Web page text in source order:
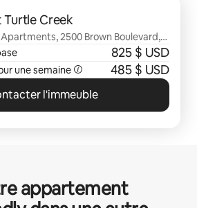
Turtle Creek
2500 Brown Boulevard,
825 $ USD
une semaine 485 $ USD
l'immeuble
appartement